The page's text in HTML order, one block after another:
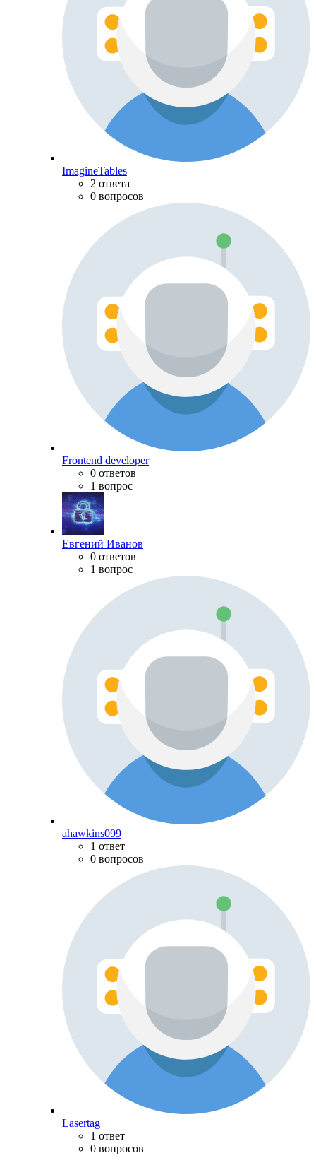
ImagineTables
2 ответа
0 вопросов
Frontend developer
0 ответов
1 вопрос
Евгений Иванов
0 ответов
1 вопрос
ahawkins099
1 ответ
0 вопросов
Lasertag
1 ответ
0 вопросов